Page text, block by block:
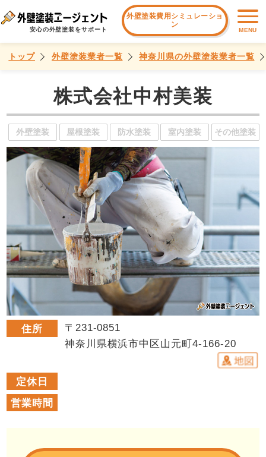
安心の外壁塗装をサポート
外壁塗装費用シミュレーショ
ン
MENU
トップ 外壁塗装業者一覧 神奈川県の外壁塗装業者一覧
株式会社中村美装
外壁塗装 屋根塗装 防水塗装 室内塗装 その他塗装
住所
〒231-0851
神奈川県横浜市中区山元町4-166-20
定休日
営業時間